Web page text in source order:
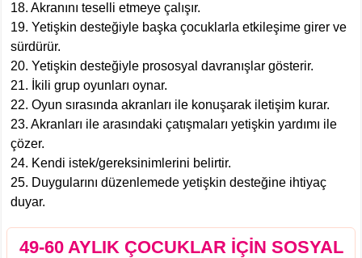
18. Akranını teselli etmeye çalışır.
19. Yetişkin desteğiyle başka çocuklarla etkileşime girer ve
sürdürür.
20. Yetişkin desteğiyle prososyal davranışlar gösterir.
21. İkili grup oyunları oynar.
22. Oyun sırasında akranları ile konuşarak iletişim kurar.
23. Akranları ile arasındaki çatışmaları yetişkin yardımı ile
çözer.
24. Kendi istek/gereksinimlerini belirtir.
25. Duygularını düzenlemede yetişkin desteğine ihtiyaç
duyar.
49-60 AYLIK ÇOCUKLAR İÇİN SOSYAL